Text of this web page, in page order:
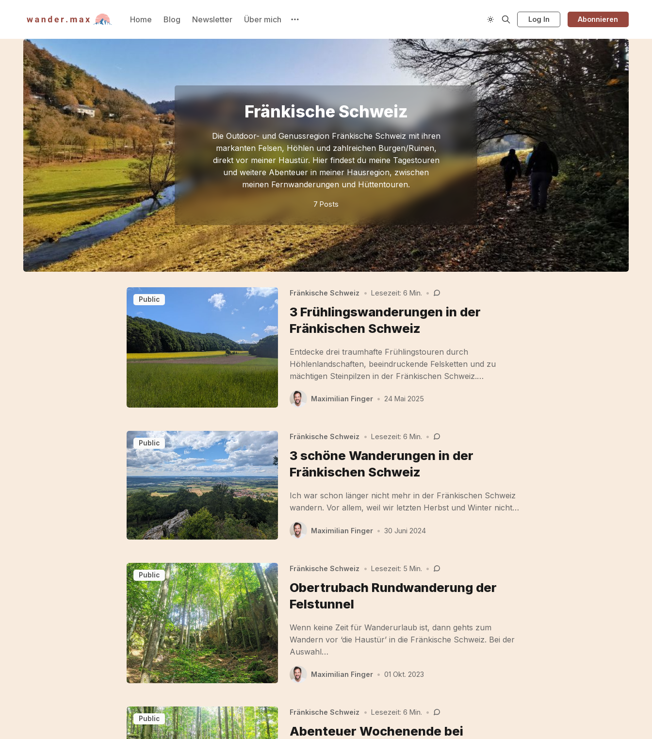
Home Blog Newsletter Über mich Log In Abonnieren
Fränkische Schweiz
Die Outdoor- und Genussregion Fränkische Schweiz mit ihren
markanten Felsen, Höhlen und zahlreichen Burgen/Ruinen,
direkt vor meiner Haustür. Hier findest du meine Tagestouren
und weitere Abenteuer in meiner Hausregion, zwischen
meinen Fernwanderungen und Hüttentouren.
7 Posts
Public
Fränkische Schweiz • Lesezeit: 6 Min. •
3 Frühlingswanderungen in der
Fränkischen Schweiz
Entdecke drei traumhafte Frühlingstouren durch
Höhlenlandschaften, beeindruckende Felsketten und zu
mächtigen Steinpilzen in der Fränkischen Schweiz.…
Maximilian Finger • 24 Mai 2025
Public
Fränkische Schweiz • Lesezeit: 6 Min. •
3 schöne Wanderungen in der
Fränkischen Schweiz
Ich war schon länger nicht mehr in der Fränkischen Schweiz
wandern. Vor allem, weil wir letzten Herbst und Winter nicht…
Maximilian Finger • 30 Juni 2024
Public
Fränkische Schweiz • Lesezeit: 5 Min. •
Obertrubach Rundwanderung der
Felstunnel
Wenn keine Zeit für Wanderurlaub ist, dann gehts zum
Wandern vor ‘die Haustür’ in die Fränkische Schweiz. Bei der
Auswahl…
Maximilian Finger • 01 Okt. 2023
Public
Fränkische Schweiz • Lesezeit: 6 Min. •
Abenteuer Wochenende bei